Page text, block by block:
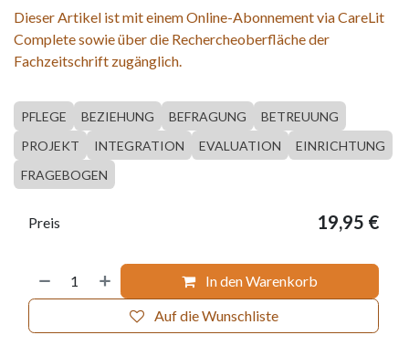
Dieser Artikel ist mit einem Online-Abonnement via CareLit
Complete sowie über die Rechercheoberfläche der
Fachzeitschrift zugänglich.
PFLEGE BEZIEHUNG BEFRAGUNG
BETREUUNG
PROJEKT
INTEGRATION EVALUATION
EINRICHTUNG
FRAGEBOGEN
In den Warenkorb
Auf die Wunschliste
Preis 19,95 €